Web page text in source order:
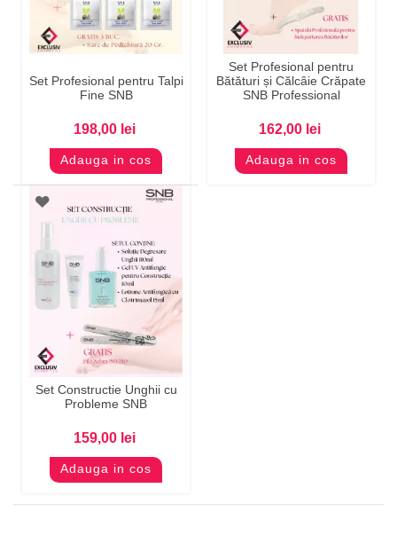
Set Profesional pentru Talpi
Fine SNB
198,00 lei
Adauga in cos
Set Profesional pentru
Bătături și Călcâie Crăpate
SNB Professional
162,00 lei
Adauga in cos
Set Constructie Unghii cu
Probleme SNB
159,00 lei
Adauga in cos